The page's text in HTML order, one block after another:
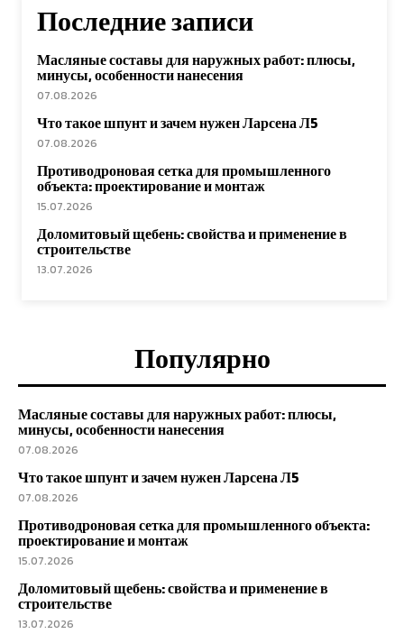
Последние записи
Масляные составы для наружных работ: плюсы,
минусы, особенности нанесения
07.08.2026
Что такое шпунт и зачем нужен Ларсена Л5
07.08.2026
Противодроновая сетка для промышленного
объекта: проектирование и монтаж
15.07.2026
Доломитовый щебень: свойства и применение в
строительстве
13.07.2026
Популярно
Масляные составы для наружных работ: плюсы,
минусы, особенности нанесения
07.08.2026
Что такое шпунт и зачем нужен Ларсена Л5
07.08.2026
Противодроновая сетка для промышленного объекта:
проектирование и монтаж
15.07.2026
Доломитовый щебень: свойства и применение в
строительстве
13.07.2026